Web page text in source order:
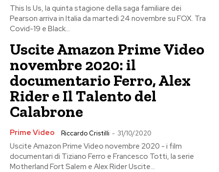
This Is Us, la quinta stagione della saga familiare dei
Pearson arriva in Italia da martedì 24 novembre su FOX. Tra
Covid-19 e Black...
Uscite Amazon Prime Video
novembre 2020: il
documentario Ferro, Alex
Rider e Il Talento del
Calabrone
Prime Video Riccardo Cristilli - 31/10/2020
Uscite Amazon Prime Video novembre 2020 - i film
documentari di Tiziano Ferro e Francesco Totti, la serie
Motherland Fort Salem e Alex Rider Uscite...